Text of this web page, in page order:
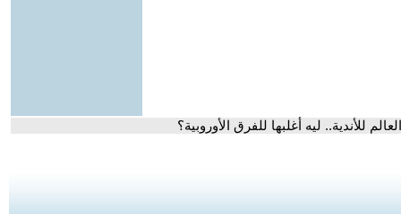
للأندية.. ليه أغلبها للفرق الأوروبية؟